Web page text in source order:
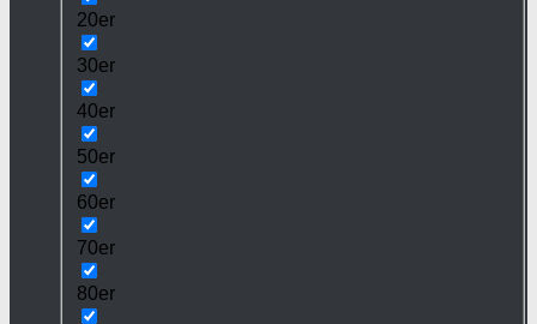
20er
30er
40er
50er
60er
70er
80er